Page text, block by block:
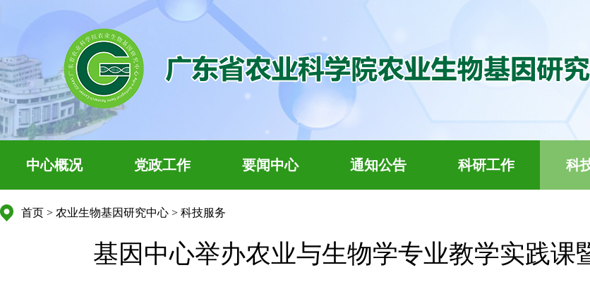
中心概况 党政工作 要闻中心 通知公告 科研工作 科
首页 > 农业生物基因研究中心 > 科技服务
基因中心举办农业与生物学专业教学实践课